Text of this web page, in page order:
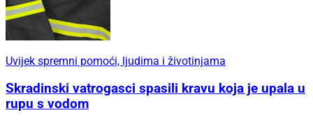
Uvijek spremni pomoći, ljudima i životinjama
Skradinski vatrogasci spasili kravu koja je upala u
rupu s vodom